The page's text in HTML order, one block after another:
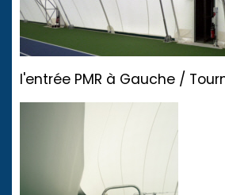
l'entrée PMR à Gauche /